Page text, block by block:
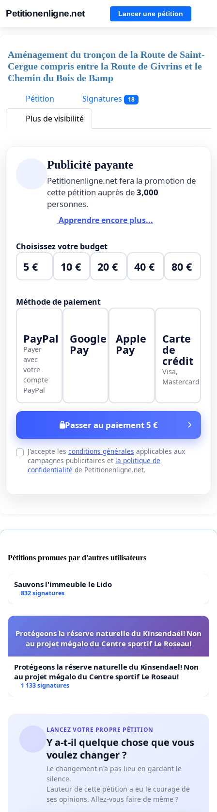
Petitionenligne.net Lancer une pétition
Aménagement du tronçon de la Route de Saint-
Cergue compris entre la Route de Givrins et le
Chemin du Bois de Bamp
Pétition
Signatures 18
Plus de visibilité
Publicité payante
Petitionenligne.net fera la promotion de
cette pétition auprès de3,000
personnes.
Apprendre encore plus...
Choisissez votre budget
5 € 10 € 20 € 40 € 80 €
Méthode de paiement
PayPal
Payer
avec
votre
compte
PayPal
Google
Pay
Apple
Pay
Carte
de
crédit
Visa,
Mastercard
Passer au paiement 5 €
J'accepte les conditions générales applicables aux
campagnes publicitaires et la politique de
confidentialité de Petitionenligne.net.
Pétitions promues par d'autres utilisateurs
Sauvons l'immeuble le Lido
832 signatures
Protégeons la réserve naturelle du Kinsendael! Non
au projet mégalo du Centre sportif Le Roseau!
Protégeons la réserve naturelle du Kinsendael! Non
au projet mégalo du Centre sportif Le Roseau!
1 133 signatures
LANCEZ VOTRE PROPRE PÉTITION
Y a-t-il quelque chose que vous
voulez changer ?
Le changement n'a pas lieu en gardant le
silence.
L'auteur de cette pétition a eu le courage de
ses opinions. Allez-vous faire de même ?